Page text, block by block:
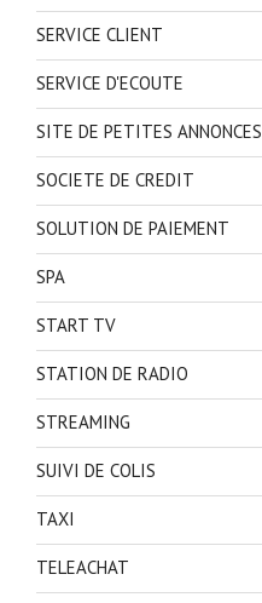
SERVICE CLIENT
SERVICE D'ECOUTE
SITE DE PETITES ANNONCES
SOCIETE DE CREDIT
SOLUTION DE PAIEMENT
SPA
START TV
STATION DE RADIO
STREAMING
SUIVI DE COLIS
TAXI
TELEACHAT